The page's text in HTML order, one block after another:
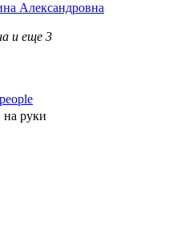
Александровна
и еще 3
на руки